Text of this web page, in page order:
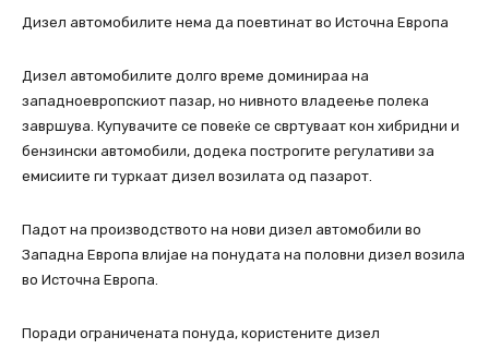
Дизел автомобилите нема да поевтинат во Источна Европа
Дизел автомобилите долго време доминираа на
западноевропскиот пазар, но нивното владеење полека
завршува. Купувачите се повеќе се свртуваат кон хибридни и
бензински автомобили, додека построгите регулативи за
емисиите ги туркаат дизел возилата од пазарот.
Падот на производството на нови дизел автомобили во
Западна Европа влијае на понудата на половни дизел возила
во Источна Европа.
Поради ограничената понуда, користените дизел